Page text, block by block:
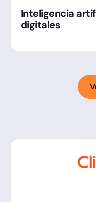
Inteligencia
digitales